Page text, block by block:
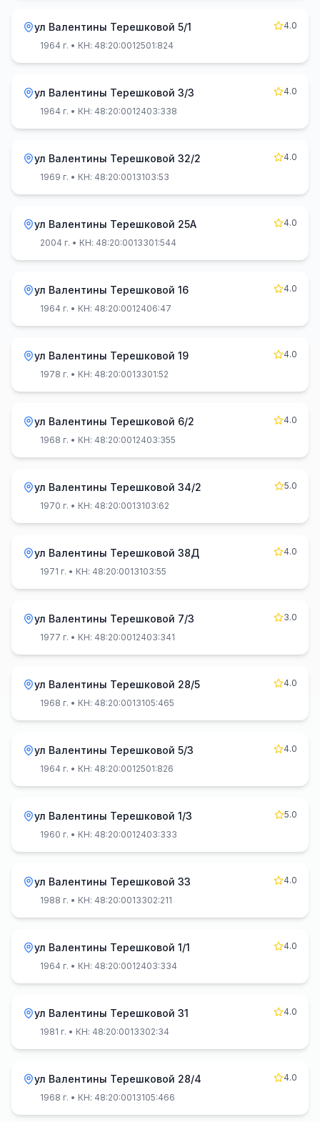
ул Валентины Терешковой 5/1
4.0
1964 г. • КН: 48:20:0012501:824
ул Валентины Терешковой 3/3
4.0
1964 г. • КН: 48:20:0012403:338
ул Валентины Терешковой 32/2
4.0
1969 г. • КН: 48:20:0013103:53
ул Валентины Терешковой 25А
4.0
2004 г. • КН: 48:20:0013301:544
ул Валентины Терешковой 16
4.0
1964 г. • КН: 48:20:0012406:47
ул Валентины Терешковой 19
4.0
1978 г. • КН: 48:20:0013301:52
ул Валентины Терешковой 6/2
4.0
1968 г. • КН: 48:20:0012403:355
ул Валентины Терешковой 34/2
5.0
1970 г. • КН: 48:20:0013103:62
ул Валентины Терешковой 38Д
4.0
1971 г. • КН: 48:20:0013103:55
ул Валентины Терешковой 7/3
3.0
1977 г. • КН: 48:20:0012403:341
ул Валентины Терешковой 28/5
4.0
1968 г. • КН: 48:20:0013105:465
ул Валентины Терешковой 5/3
4.0
1964 г. • КН: 48:20:0012501:826
ул Валентины Терешковой 1/3
5.0
1960 г. • КН: 48:20:0012403:333
ул Валентины Терешковой 33
4.0
1988 г. • КН: 48:20:0013302:211
ул Валентины Терешковой 1/1
4.0
1964 г. • КН: 48:20:0012403:334
ул Валентины Терешковой 31
4.0
1981 г. • КН: 48:20:0013302:34
ул Валентины Терешковой 28/4
4.0
1968 г. • КН: 48:20:0013105:466